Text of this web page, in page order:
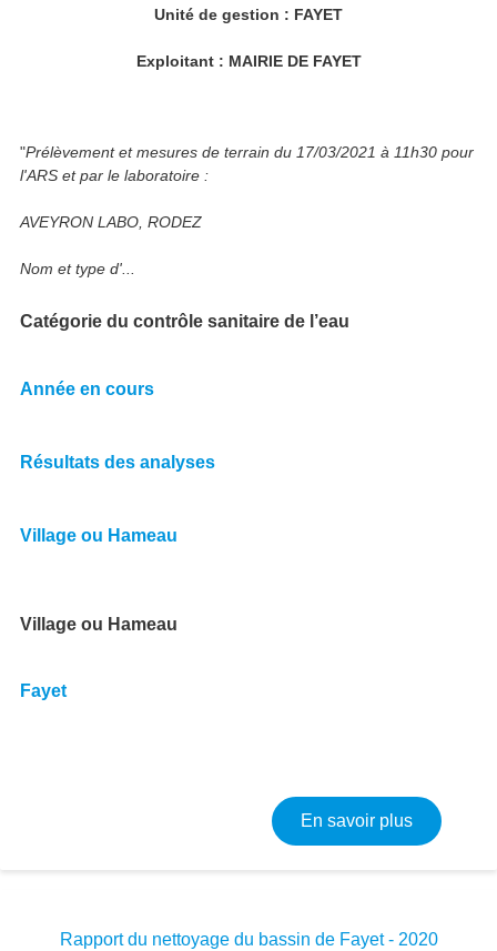
Unité de gestion : FAYET
Exploitant : MAIRIE DE FAYET
"Prélèvement et mesures de terrain du 17/03/2021 à 11h30 pour
l'ARS et par le laboratoire :
AVEYRON LABO, RODEZ
Nom et type d'...
Catégorie du contrôle sanitaire de l’eau
Année en cours
Résultats des analyses
Village ou Hameau
Village ou Hameau
Fayet
En savoir plussur
Rapport du nettoyage du bassin de Fayet - 2020